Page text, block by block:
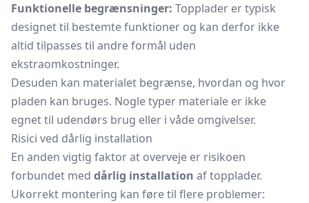
Funktionelle begrænsninger: Topplader er typisk
designet til bestemte funktioner og kan derfor ikke
altid tilpasses til andre formål uden
ekstraomkostninger.
Desuden kan materialet begrænse, hvordan og hvor
pladen kan bruges. Nogle typer materiale er ikke
egnet til udendørs brug eller i våde omgivelser.
Risici ved dårlig installation
En anden vigtig faktor at overveje er risikoen
forbundet med dårlig installation af topplader.
Ukorrekt montering kan føre til flere problemer: